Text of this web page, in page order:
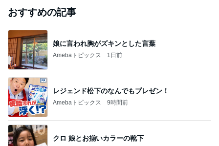
おすすめの記事
娘に言われ胸がズキンとした言葉
Amebaトピックス 1日前
レジェンド松下のなんでもプレゼン！
Amebaトピックス 9時間前
クロ 娘とお揃いカラーの靴下